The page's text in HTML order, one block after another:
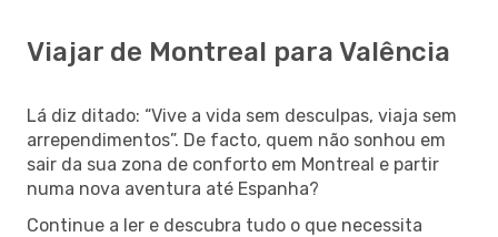
Viajar de Montreal para Valência
Lá diz ditado: “Vive a vida sem desculpas, viaja sem
arrependimentos”. De facto, quem não sonhou em
sair da sua zona de conforto em Montreal e partir
numa nova aventura até Espanha?
Continue a ler e descubra tudo o que necessita